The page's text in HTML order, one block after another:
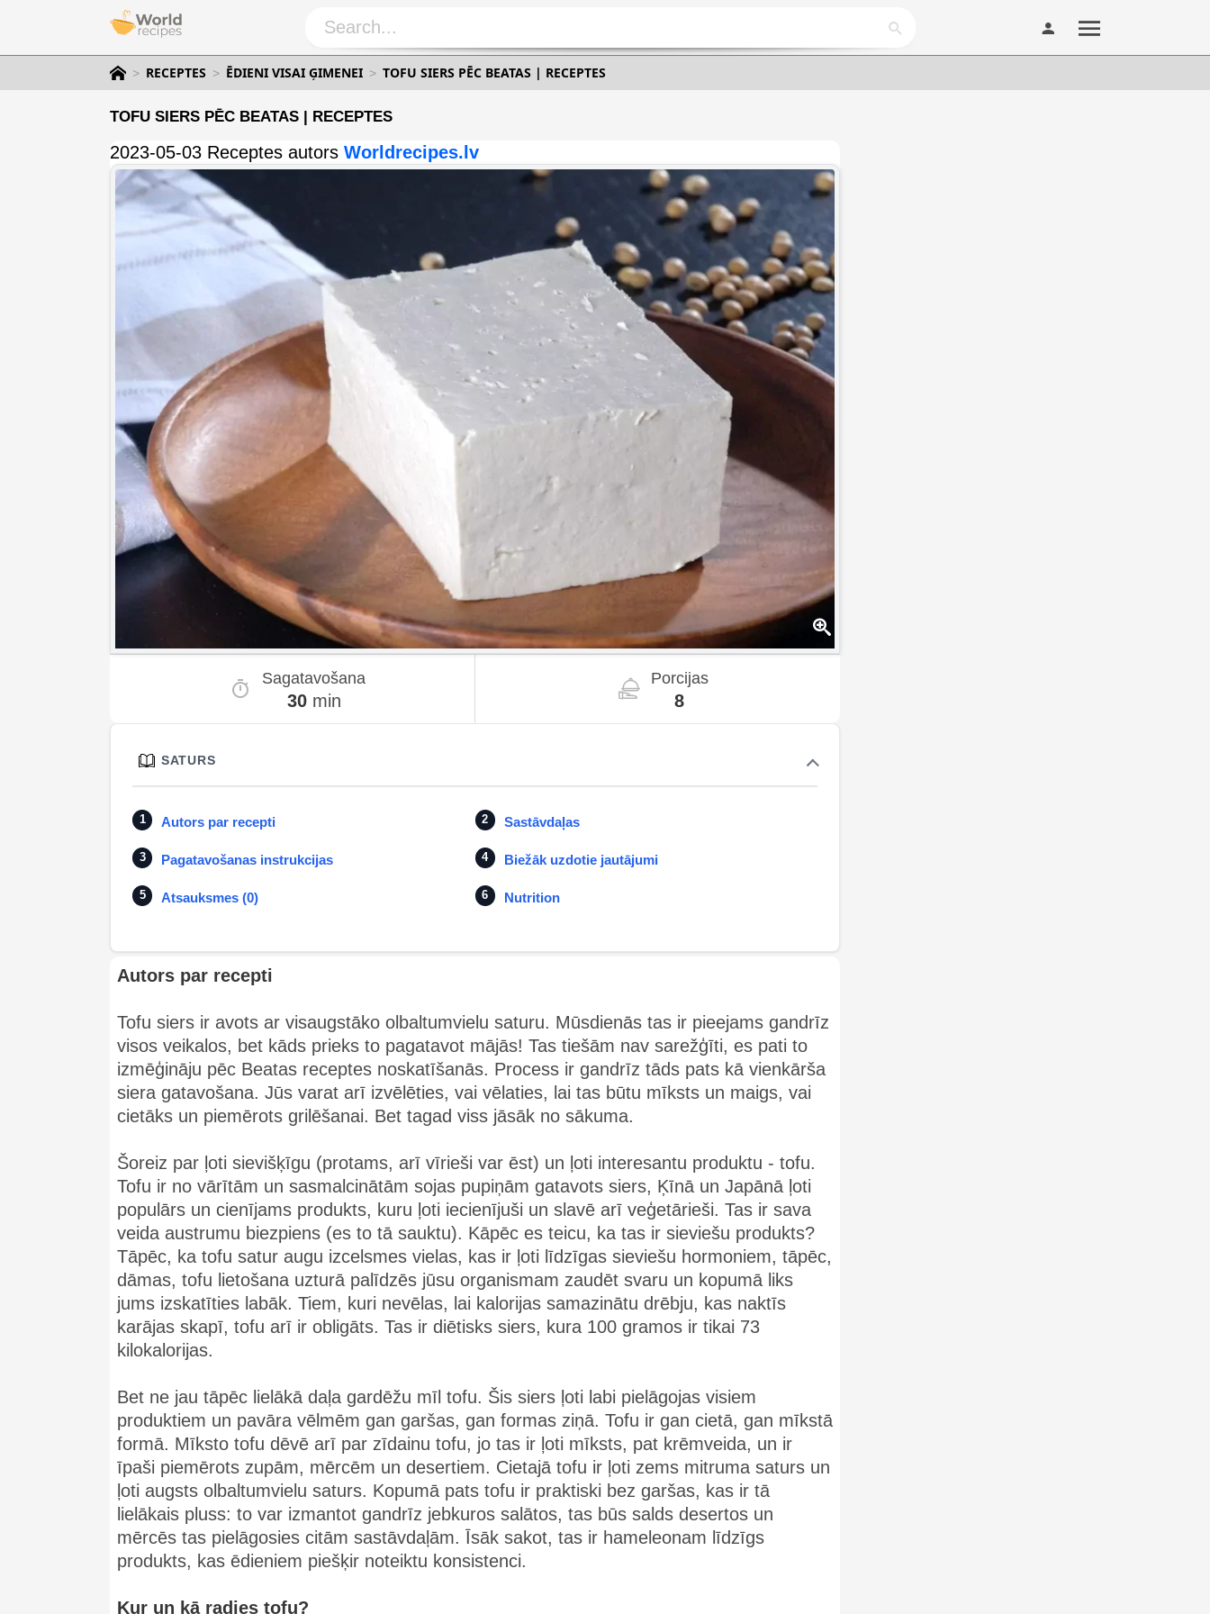
RECEPTES ĒDIENI VISAI ĢIMENEI TOFU SIERS PĒC BEATAS | RECEPTES
TOFU SIERS PĒC BEATAS | RECEPTES
2023-05-03 Receptes autors Worldrecipes.lv
Sagatavošana
30min
Porcijas
8
SATURS
Autors par recepti Sastāvdaļas
Pagatavošanas instrukcijas Biežāk uzdotie jautājumi
Atsauksmes (0) Nutrition
Autors par recepti
Tofu siers ir avots ar visaugstāko olbaltumvielu saturu. Mūsdienās tas ir pieejams gandrīz
visos veikalos, bet kāds prieks to pagatavot mājās! Tas tiešām nav sarežģīti, es pati to
izmēģināju pēc Beatas receptes noskatīšanās. Process ir gandrīz tāds pats kā vienkārša
siera gatavošana. Jūs varat arī izvēlēties, vai vēlaties, lai tas būtu mīksts un maigs, vai
cietāks un piemērots grilēšanai. Bet tagad viss jāsāk no sākuma.
Šoreiz par ļoti sievišķīgu (protams, arī vīrieši var ēst) un ļoti interesantu produktu - tofu.
Tofu ir no vārītām un sasmalcinātām sojas pupiņām gatavots siers, Ķīnā un Japānā ļoti
populārs un cienījams produkts, kuru ļoti iecienījuši un slavē arī veģetārieši. Tas ir sava
veida austrumu biezpiens (es to tā sauktu). Kāpēc es teicu, ka tas ir sieviešu produkts?
Tāpēc, ka tofu satur augu izcelsmes vielas, kas ir ļoti līdzīgas sieviešu hormoniem, tāpēc,
dāmas, tofu lietošana uzturā palīdzēs jūsu organismam zaudēt svaru un kopumā liks
jums izskatīties labāk. Tiem, kuri nevēlas, lai kalorijas samazinātu drēbju, kas naktīs
karājas skapī, tofu arī ir obligāts. Tas ir diētisks siers, kura 100 gramos ir tikai 73
kilokalorijas.
Bet ne jau tāpēc lielākā daļa gardēžu mīl tofu. Šis siers ļoti labi pielāgojas visiem
produktiem un pavāra vēlmēm gan garšas, gan formas ziņā. Tofu ir gan cietā, gan mīkstā
formā. Mīksto tofu dēvē arī par zīdainu tofu, jo tas ir ļoti mīksts, pat krēmveida, un ir
īpaši piemērots zupām, mērcēm un desertiem. Cietajā tofu ir ļoti zems mitruma saturs un
ļoti augsts olbaltumvielu saturs. Kopumā pats tofu ir praktiski bez garšas, kas ir tā
lielākais pluss: to var izmantot gandrīz jebkuros salātos, tas būs salds desertos un
mērcēs tas pielāgosies citām sastāvdaļām. Īsāk sakot, tas ir hameleonam līdzīgs
produkts, kas ēdieniem piešķir noteiktu konsistenci.
Kur un kā radies tofu?